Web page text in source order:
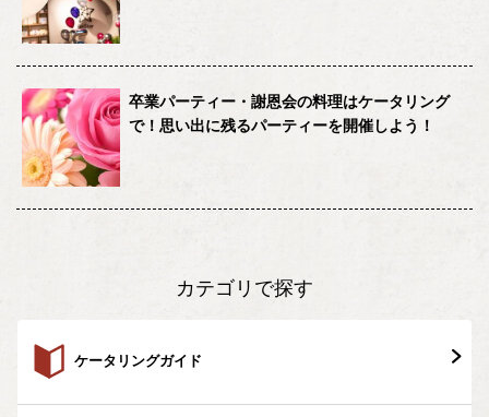
卒業パーティー・謝恩会の料理はケータリング
で！思い出に残るパーティーを開催しよう！
カテゴリで探す
ケータリングガイド